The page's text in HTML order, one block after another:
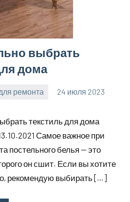
выбрать
дома
ремонта 24 июля 2023
текстиль для дома
Самое важное при
постельного белья — это
он сшит. Если вы хотите
рекомендую выбирать […]